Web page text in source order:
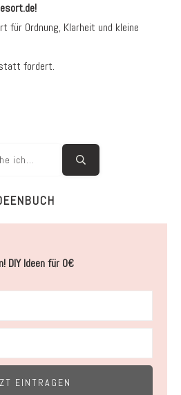
für Ordnung, Klarheit und kleine
fordert.
DIY Ideen für 0€
EINTRAGEN